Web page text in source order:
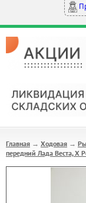
Главная → Ходовая →
передний Лада Веста, Х